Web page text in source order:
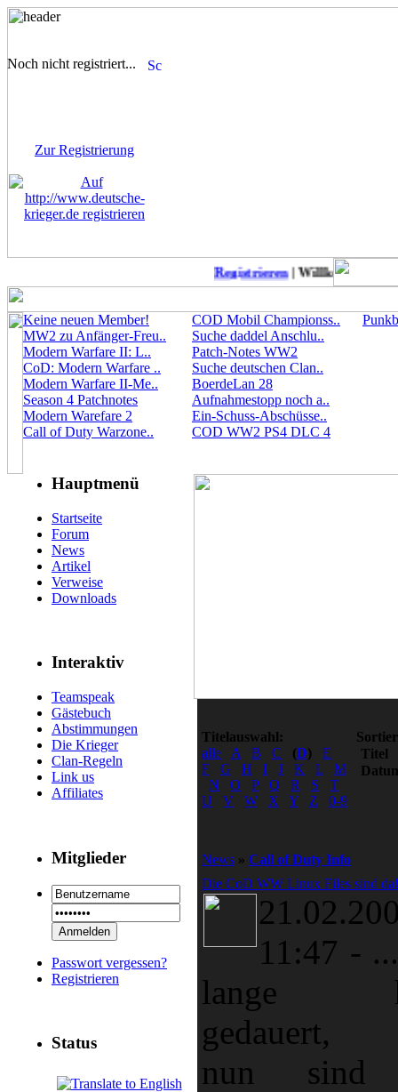
Registrieren| Willkommen auf
Keine neuen Member!
MW2 zu Anfänger-Freu..
Modern Warfare II: L..
CoD: Modern Warfare ..
Modern Warfare II-Me..
Season 4 Patchnotes
Modern Warefare 2
Call of Duty Warzone..
COD Mobil Championss..
Suche daddel Anschlu..
Patch-Notes WW2
Suche deutschen Clan..
BoerdeLan 28
Aufnahmestopp noch a..
Ein-Schuss-Abschüsse..
COD WW2 PS4 DLC 4
Hauptmenü
Startseite
Forum
News
Artikel
Verweise
Downloads
Interaktiv
Teamspeak
Gästebuch
Abstimmungen
Die Krieger
Clan-Regeln
Link us
Affiliates
Mitglieder
Passwort vergessen?
Registrieren
Status
Titelauswahl:
alle
A B C (D)
E
F
G H I J K L
M
N
O P Q R S
T
U
V W X Y Z 0-9
Titel
News » Call of Duty Info
Die CoD WW Linux Files sind
11:47 -
lange
gedauert,
nun sind
Noch nicht registriert...
Zur Registrierung